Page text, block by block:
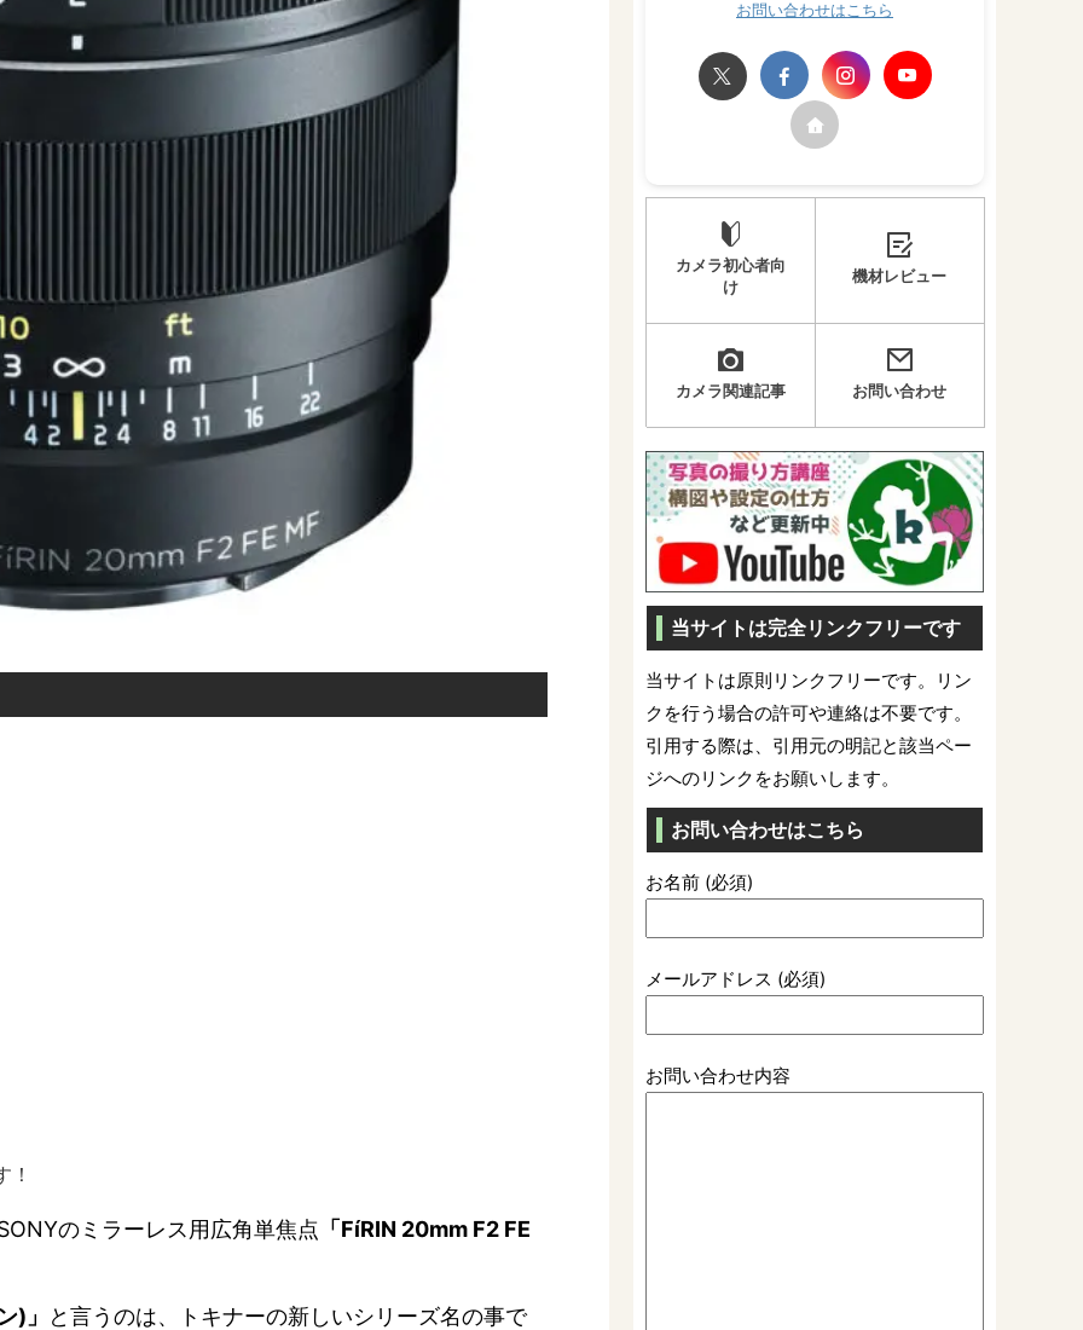
！
のミラーレス用広角単焦点 「FíRIN 20mm F2 FE
)」
と言うのは、トキナーの新しいシリーズ名の事で
お問い合わせはこちら
カメラ初心者向
け
機材レビュー
カメラ関連記事 お問い合わせ
当サイトは完全リンクフリーです
当サイトは原則リンクフリーです。リン
クを行う場合の許可や連絡は不要です。
引用する際は、引用元の明記と該当ペー
ジへのリンクをお願いします。
お問い合わせはこちら
お名前 (必須)
メールアドレス (必須)
お問い合わせ内容